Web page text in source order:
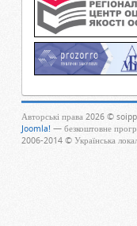
Авторські права 2026 ©
Joomla! — безкоштовне
2006-2014 © Українська